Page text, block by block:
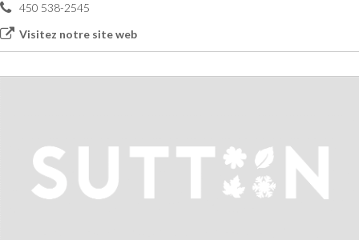
450 538-2545
Visitez notre site web